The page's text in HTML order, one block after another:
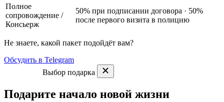
Полное
сопровождение /
Консьерж
50% при подписании договора · 50%
после первого визита в полицию
Не знаете, какой пакет подойдёт вам?
Обсудить в Telegram
Выбор подарка
Подарите начало новой жизни